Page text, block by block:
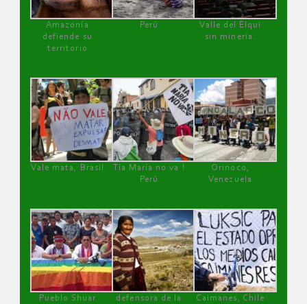
Amazonía
defiende su
territorio
Perú
Valle del Elqui
sin minería.
Vale mata, Brasil
Tía María no va !
Perú
Orinoco,
Venezuela
Pueblo Shuar defensora de la Caimanes, Chile